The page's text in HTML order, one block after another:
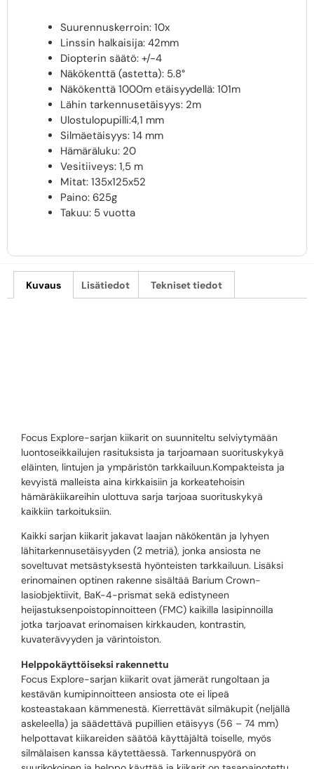
Suurennuskerroin: 10x
Linssin halkaisija: 42mm
Diopterin säätö: +/-4
Näkökenttä (astetta): 5.8°
Näkökenttä 1000m etäisyydellä: 101m
Lähin tarkennusetäisyys: 2m
Ulostulopupilli:4,1 mm
Silmäetäisyys: 14 mm
Hämäräluku: 20
Vesitiiveys: 1,5 m
Mitat: 135x125x52
Paino: 625g
Takuu: 5 vuotta
Kuvaus Lisätiedot Tekniset tiedot
Focus Explore-sarjan kiikarit on suunniteltu selviytymään
luontoseikkailujen rasituksista ja tarjoamaan suorituskykyä
eläinten, lintujen ja ympäristön tarkkailuun.Kompakteista ja
kevyistä malleista aina kirkkaisiin ja korkeatehoisin
hämäräkiikareihin ulottuva sarja tarjoaa suorituskykyä
kaikkiin tarkoituksiin.
Kaikki sarjan kiikarit jakavat laajan näkökentän ja lyhyen
lähitarkennusetäisyyden (2 metriä), jonka ansiosta ne
soveltuvat metsästyksestä hyönteisten tarkkailuun. Lisäksi
erinomainen optinen rakenne sisältää Barium Crown-
lasiobjektiivit, BaK-4-prismat sekä edistyneen
heijastuksenpoistopinnoitteen (FMC) kaikilla lasipinnoilla
jotka tarjoavat erinomaisen kirkkauden, kontrastin,
kuvaterävyyden ja värintoiston.
Helppokäyttöiseksi rakennettu
Focus Explore-sarjan kiikarit ovat jämerät rungoltaan ja
kestävän kumipinnoitteen ansiosta ote ei lipeä
kosteastakaan kämmenestä. Kierrettävät silmäkupit (neljällä
askeleella) ja säädettävä pupillien etäisyys (56 – 74 mm)
helpottavat kiikareiden säätöä käyttäjältä toiselle, myös
silmälaisen kanssa käytettäessä. Tarkennuspyörä on